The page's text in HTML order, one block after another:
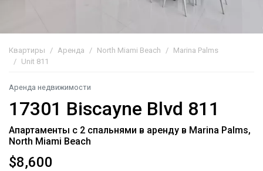
Квартиры Аренда North Miami Beach
Marina Palms
Unit 811
Аренда недвижимости
17301 Biscayne Blvd 811
Апартаменты с 2 спальнями в аренду в Marina Palms,
North Miami Beach
$8,600